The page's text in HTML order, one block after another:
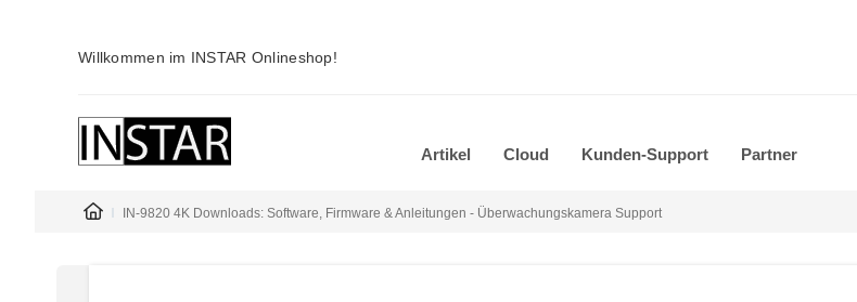
Willkommen im INSTAR Onlineshop!
Artikel Cloud Kunden-Support Partner
IN-9820 4K Downloads: Software, Firmware & Anleitungen - Überwachungskamera Support